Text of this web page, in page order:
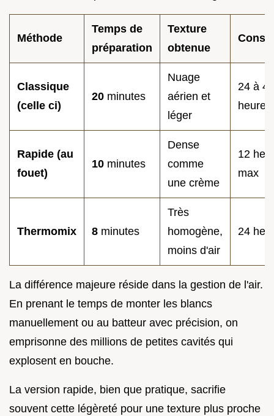
Méthode
Temps de
préparation
Texture
obtenue
Classique
(celle ci)
20 minutes
Nuage
aérien et
léger
24 à 48
heures
Rapide (au
fouet)
10 minutes
Dense
comme
une crème
12
max
Thermomix 8 minutes
Très
homogène,
moins d'air
24
La différence majeure réside dans la gestion de l'air.
En prenant le temps de monter les blancs
manuellement ou au batteur avec précision, on
emprisonne des millions de petites cavités qui
explosent en bouche.
La version rapide, bien que pratique, sacrifie
souvent cette légèreté pour une texture plus proche